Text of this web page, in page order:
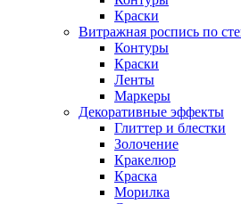
Краски
Витражная роспись по
Контуры
Краски
Ленты
Маркеры
Декоративные эффекты
Глиттер и блестки
Золочение
Кракелюр
Краска
Морилка